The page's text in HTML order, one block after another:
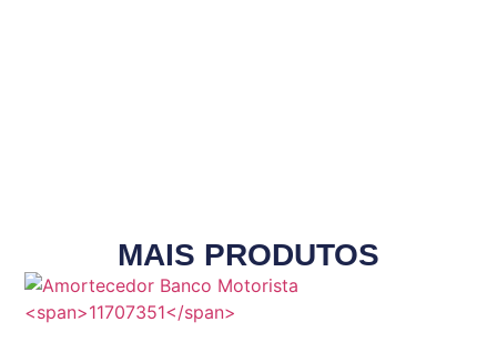
MAIS PRODUTOS